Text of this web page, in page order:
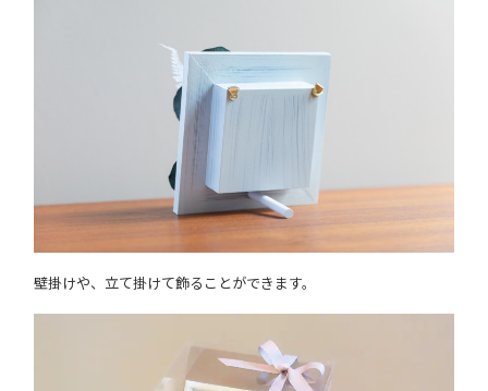
壁掛けや、立て掛けて飾ることができます。